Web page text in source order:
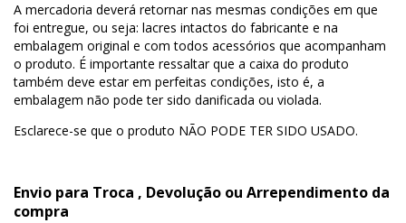
A mercadoria deverá retornar nas mesmas condições em que
foi entregue, ou seja: lacres intactos do fabricante e na
embalagem original e com todos acessórios que acompanham
o produto. É importante ressaltar que a caixa do produto
também deve estar em perfeitas condições, isto é, a
embalagem não pode ter sido danificada ou violada.
Esclarece-se que o produto NÃO PODE TER SIDO USADO.
Envio para Troca , Devolução ou Arrependimento da
compra